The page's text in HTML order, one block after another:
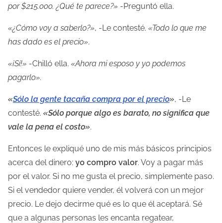
a
d
a
e
n
t
a
d
a
por $215.000. ¿Qué te parece?» -Preguntó ella.
«¿Cómo voy a saberlo?», -Le contesté. «Todo lo que me
has dado es el precio».
«¡Sí!» -Chilló ella. «Ahora mi esposo y yo podemos
pagarlo».
«Sólo la gente tacaña compra por el precio», -Le
contesté. «Sólo porque algo es barato, no significa que
vale la pena el costo».
Entonces le expliqué uno de mis más básicos principios
acerca del dinero: yo compro valor. Voy a pagar más
por el valor. Si no me gusta el precio, simplemente paso.
Si el vendedor quiere vender, él volverá con un mejor
precio. Le dejo decirme qué es lo que él aceptará. Sé
que a algunas personas les encanta regatear,